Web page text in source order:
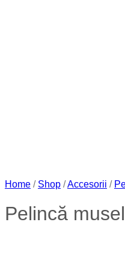
Home / Shop /Accesorii /
Pelincă